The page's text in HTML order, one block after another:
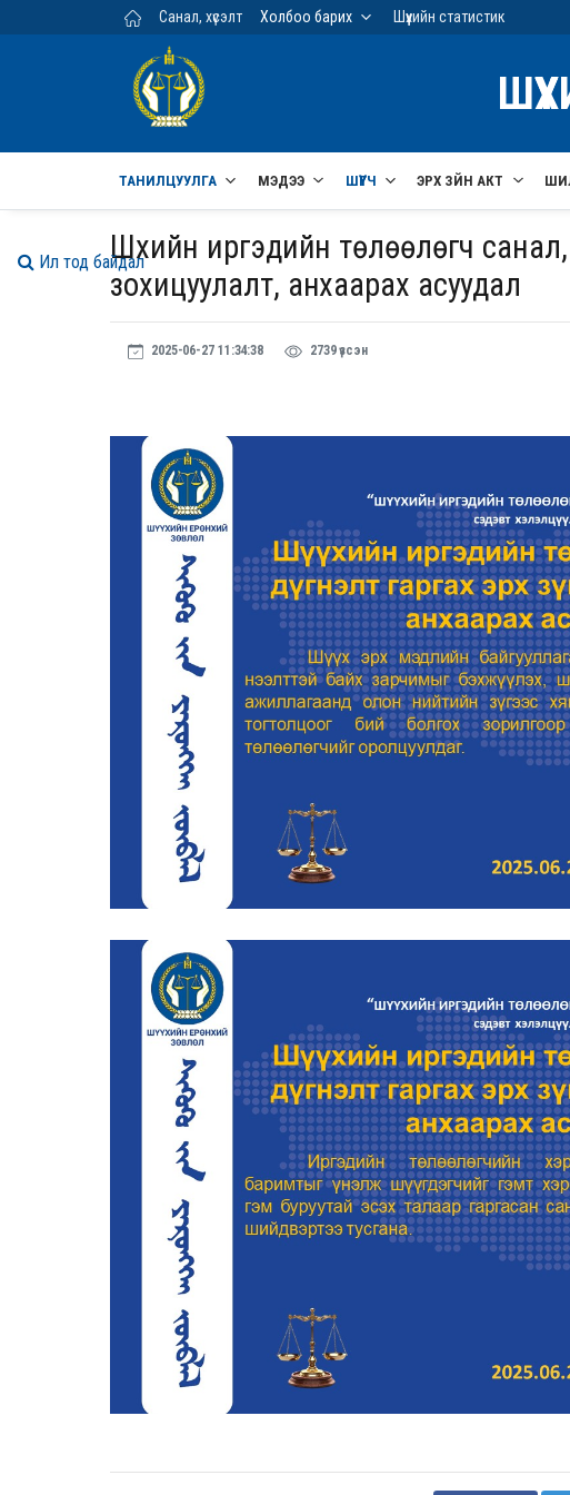
Үндсэн агуулга руу шилжих
Санал, хүсэлт Холбоо барих Шүүхийн статистик
ТАНИЛЦУУЛГА МЭДЭЭ ШҮҮГЧ ЭРХ ЗҮЙН АКТ
Шүүхийн иргэдийн төлөөлөгч санал,
зохицуулалт, анхаарах асуудал
2025-06-27 11:34:38 2739 үзсэн
Ил тод байдал